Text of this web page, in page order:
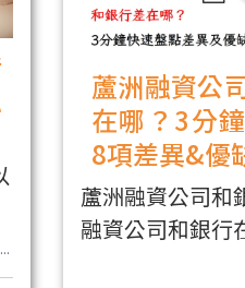
蘆洲融資公
在哪？3分
8項差異&優
蘆洲融資公司和
融資公司和銀行